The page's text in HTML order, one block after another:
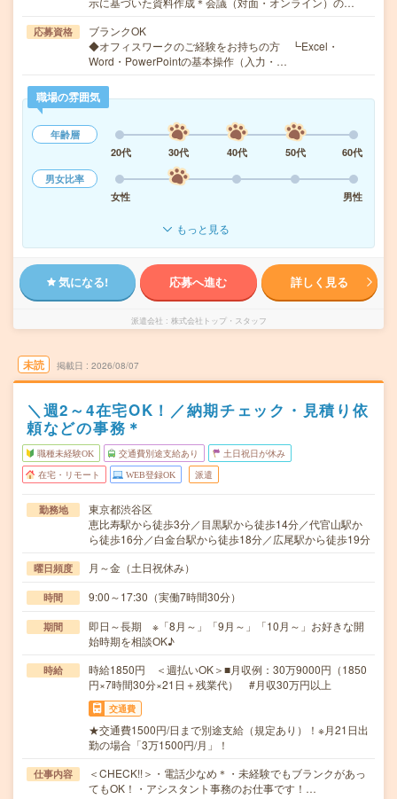
応募資格
ブランクOK
◆オフィスワークのご経験をお持ちの方 ┗Excel・
Word・PowerPointの基本操作（入力・…
職場の雰囲気
年齢層
20代
30代 40代 50代
60代
男女比率
女性
男性
もっと見る
気になる! 応募へ進む 詳しく見る
派遣会社 株式会社トップ・スタッフ
未読 掲載日 2026/08/07
＼週2～4在宅OK！／納期チェック・見積り依
頼などの事務＊
職種未経験OK 交通費別途支給あり 土日祝日が休み
在宅・リモート WEB登録OK 派遣
勤務地
東京都渋谷区
恵比寿駅から徒歩3分／目黒駅から徒歩14分／代官山駅か
ら徒歩16分／白金台駅から徒歩18分／広尾駅から徒歩19分
曜日頻度 月～金（土日祝休み）
時間 9:00～17:30（実働7時間30分）
期間
即日～長期 ※「8月～」「9月～」「10月～」お好きな開
始時期を相談OK♪
時給
時給1850円 ＜週払いOK＞■月収例：30万9000円（1850
円×7時間30分×21日＋残業代） #月収30万円以上
交通費
★交通費1500円/日まで別途支給（規定あり）！※月21日出
勤の場合「3万1500円/月」！
仕事内容
＜CHECK!!＞・電話少なめ＊・未経験でもブランクがあっ
てもOK！・アシスタント事務のお仕事です！…